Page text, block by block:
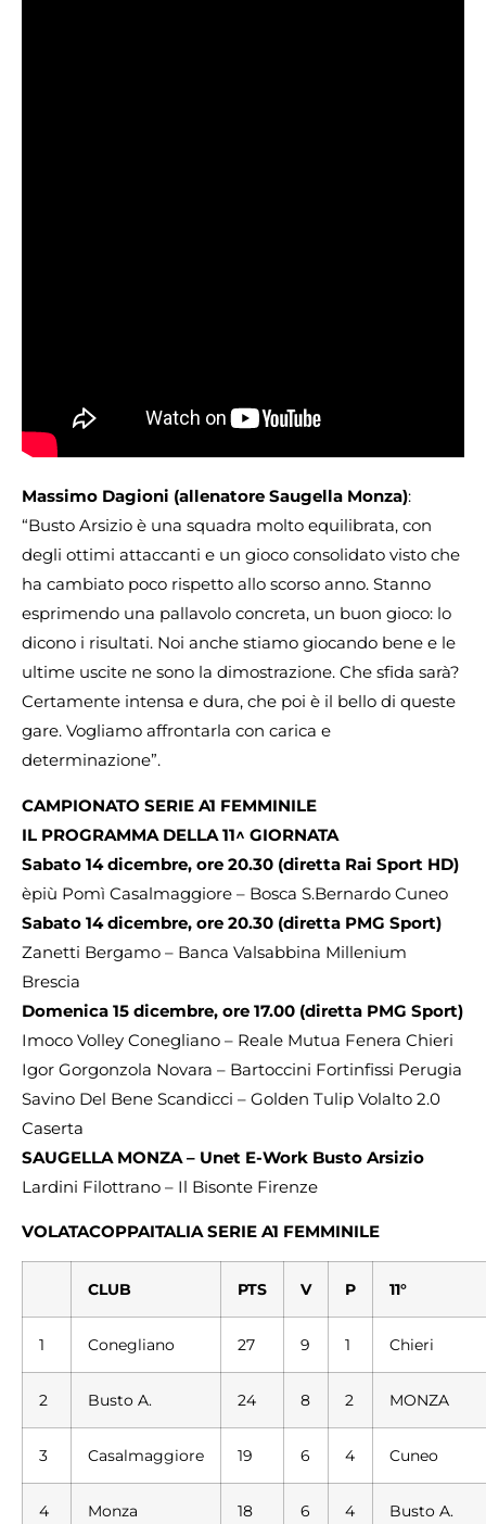
Massimo Dagioni (allenatore Saugella Monza):
“Busto Arsizio è una squadra molto equilibrata, con
degli ottimi attaccanti e un gioco consolidato visto che
ha cambiato poco rispetto allo scorso anno. Stanno
esprimendo una pallavolo concreta, un buon gioco: lo
dicono i risultati. Noi anche stiamo giocando bene e le
ultime uscite ne sono la dimostrazione. Che sfida sarà?
Certamente intensa e dura, che poi è il bello di queste
gare. Vogliamo affrontarla con carica e
determinazione”.
CAMPIONATO SERIE A1 FEMMINILE
IL PROGRAMMA DELLA 11^ GIORNATA
Sabato 14 dicembre, ore 20.30 (diretta Rai Sport HD)
èpiù Pomì Casalmaggiore – Bosca S.Bernardo Cuneo
Sabato 14 dicembre, ore 20.30 (diretta PMG Sport)
Zanetti Bergamo – Banca Valsabbina Millenium
Brescia
Domenica 15 dicembre, ore 17.00 (diretta PMG Sport)
Imoco Volley Conegliano – Reale Mutua Fenera Chieri
Igor Gorgonzola Novara – Bartoccini Fortinfissi Perugia
Savino Del Bene Scandicci – Golden Tulip Volalto 2.0
Caserta
SAUGELLA MONZA – Unet E-Work Busto Arsizio
Lardini Filottrano – Il Bisonte Firenze
VOLATACOPPAITALIA SERIE A1 FEMMINILE
CLUB PTS V P 11°
1 Conegliano 27 9 1 Chieri
2 Busto A. 24 8 2 MONZA
3 Casalmaggiore 19 6 4 Cuneo
4 Monza 18 6 4 Busto A.